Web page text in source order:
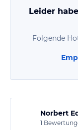
Zimmer sind
Leider
Folgende
Norbert
1